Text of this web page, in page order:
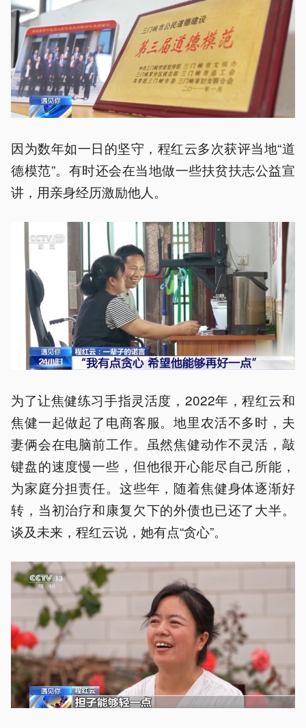
因为数年如一日的坚守，程红云多次获评当地“道
德模范”。有时还会在当地做一些扶贫扶志公益宣
讲，用亲身经历激励他人。
为了让焦健练习手指灵活度，2022年，程红云和
焦健一起做起了电商客服。地里农活不多时，夫
妻俩会在电脑前工作。虽然焦健动作不灵活，敲
键盘的速度慢一些，但他很开心能尽自己所能，
为家庭分担责任。这些年，随着焦健身体逐渐好
转，当初治疗和康复欠下的外债也已还了大半。
谈及未来，程红云说，她有点“贪心”。